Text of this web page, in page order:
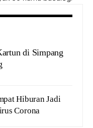
di Simpang
Hiburan Jadi
Corona